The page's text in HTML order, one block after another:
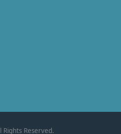
Rights Reserved.